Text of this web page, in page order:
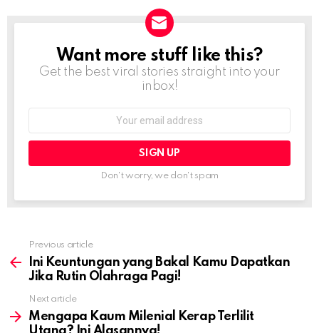
NEWSLETTER
Want more stuff like this?
Get the best viral stories straight into your
inbox!
Don't worry, we don't spam
more
Previous article
Ini Keuntungan yang Bakal Kamu Dapatkan
Jika Rutin Olahraga Pagi!
Next article
Mengapa Kaum Milenial Kerap Terlilit